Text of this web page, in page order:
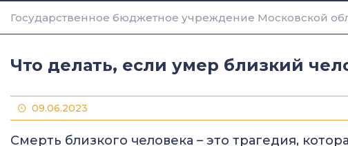
Государственное бюджетное учреждение Московской
Что делать, если умер близкий
09.06.2023
Смерть близкого человека – это трагедия,